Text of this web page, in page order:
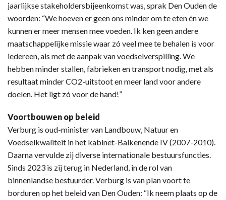
jaarlijkse stakeholdersbijeenkomst was, sprak Den Ouden de
woorden: “We hoeven er geen ons minder om te eten én we
kunnen er meer mensen mee voeden. Ik ken geen andere
maatschappelijke missie waar zó veel mee te behalen is voor
iedereen, als met de aanpak van voedselverspilling. We
hebben minder stallen, fabrieken en transport nodig, met als
resultaat minder CO2-uitstoot en meer land voor andere
doelen. Het ligt zó voor de hand!”
Voortbouwen op beleid
Verburg is oud-minister van Landbouw, Natuur en
Voedselkwaliteit in het kabinet-Balkenende IV (2007-2010).
Daarna vervulde zij diverse internationale bestuursfuncties.
Sinds 2023 is zij terug in Nederland, in de rol van
binnenlandse bestuurder. Verburg is van plan voort te
borduren op het beleid van Den Ouden: “Ik neem plaats op de